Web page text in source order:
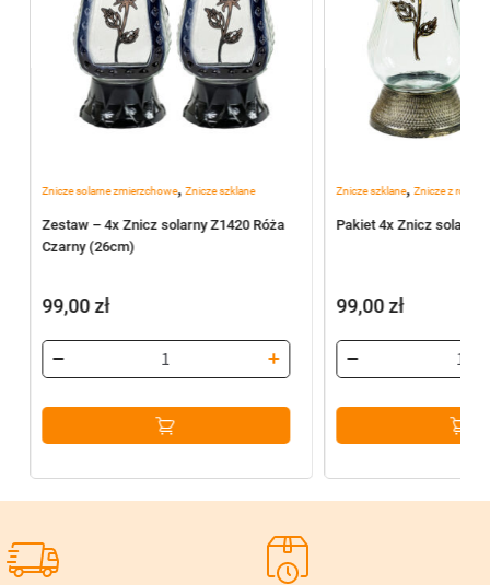
Znicze solarne zmierzchowe, Znicze szklane
Zestaw – 4x Znicz solarny Z1420 Róża
Czarny (26cm)
99,00zł
Znicze szklane,Znicze z różą
Pakiet 4x Znicz solarny
99,00zł